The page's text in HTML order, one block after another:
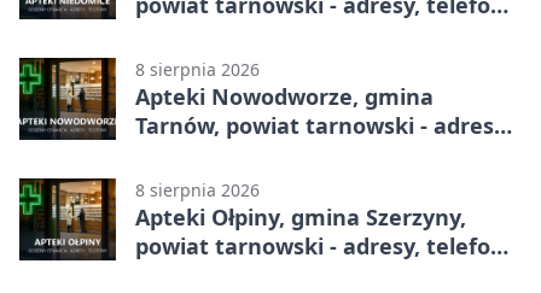
8 sierpnia 2026
Apteki Nowodworze, gmina
Tarnów, powiat tarnowski - adresy,
8 sierpnia 2026
Apteki Ołpiny, gmina Szerzyny,
powiat tarnowski - adresy, telefony,